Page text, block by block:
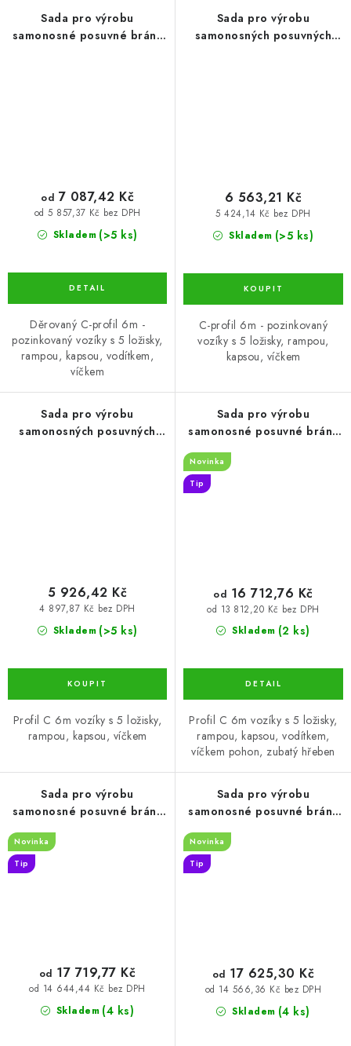
Sada pro výrobu
samonosné posuvné brány
Skladem (>5 ks)
od 5 857,37 Kč bez DPH
od 7 087,42 Kč
Děrovaný C-profil 6m -
pozinkovaný vozíky s 5 ložisky,
rampou, kapsou, vodítkem,
víčkem
Sada pro výrobu
samonosných posuvných
Skladem (>5 ks)
5 424,14 Kč bez DPH
6 563,21 Kč
C-profil 6m - pozinkovaný
vozíky s 5 ložisky, rampou,
kapsou, víčkem
Sada pro výrobu
samonosných posuvných
Skladem (>5 ks)
4 897,87 Kč bez DPH
5 926,42 Kč
Profil C 6m vozíky s 5 ložisky,
rampou, kapsou, víčkem
Sada pro výrobu
samonosné posuvné brány
Robus RBS 70×70×4mm
Novinka
Tip
Skladem (2 ks)
od 13 812,20 Kč bez DPH
od 16 712,76 Kč
Profil C 6m vozíky s 5 ložisky,
rampou, kapsou, vodítkem,
víčkem pohon, zubatý hřeben
Sada pro výrobu
samonosné posuvné brány
do 4,5 m, ZN C-profil a
pohon NICE Robus RBS
70×70×4 mm (SADA-03-RBS-
Novinka
Tip
Skladem (4 ks)
od 14 644,44 Kč bez DPH
od 17 719,77 Kč
Sada pro výrobu
samonosné posuvné brány
do 4,5 m s pohonem NICE
Robus RBS 80x80x5mm
Novinka
Tip
Skladem (4 ks)
od 14 566,36 Kč bez DPH
od 17 625,30 Kč